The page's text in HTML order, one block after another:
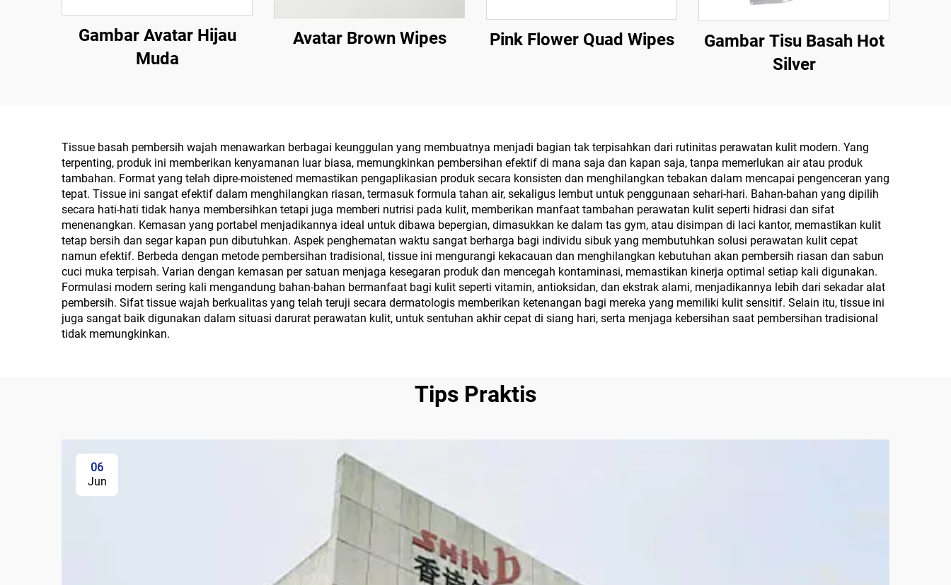
Gambar Avatar Hijau
Muda
Avatar Brown Wipes Pink Flower Quad Wipes
Gambar Tisu Basah Hot
Silver
Tissue basah pembersih wajah menawarkan berbagai keunggulan yang membuatnya menjadi bagian tak terpisahkan dari rutinitas perawatan kulit modern. Yang
terpenting, produk ini memberikan kenyamanan luar biasa, memungkinkan pembersihan efektif di mana saja dan kapan saja, tanpa memerlukan air atau produk
tambahan. Format yang telah dipre-moistened memastikan pengaplikasian produk secara konsisten dan menghilangkan tebakan dalam mencapai pengenceran yang
tepat. Tissue ini sangat efektif dalam menghilangkan riasan, termasuk formula tahan air, sekaligus lembut untuk penggunaan sehari-hari. Bahan-bahan yang dipilih
secara hati-hati tidak hanya membersihkan tetapi juga memberi nutrisi pada kulit, memberikan manfaat tambahan perawatan kulit seperti hidrasi dan sifat
menenangkan. Kemasan yang portabel menjadikannya ideal untuk dibawa bepergian, dimasukkan ke dalam tas gym, atau disimpan di laci kantor, memastikan kulit
tetap bersih dan segar kapan pun dibutuhkan. Aspek penghematan waktu sangat berharga bagi individu sibuk yang membutuhkan solusi perawatan kulit cepat
namun efektif. Berbeda dengan metode pembersihan tradisional, tissue ini mengurangi kekacauan dan menghilangkan kebutuhan akan pembersih riasan dan sabun
cuci muka terpisah. Varian dengan kemasan per satuan menjaga kesegaran produk dan mencegah kontaminasi, memastikan kinerja optimal setiap kali digunakan.
Formulasi modern sering kali mengandung bahan-bahan bermanfaat bagi kulit seperti vitamin, antioksidan, dan ekstrak alami, menjadikannya lebih dari sekadar alat
pembersih. Sifat tissue wajah berkualitas yang telah teruji secara dermatologis memberikan ketenangan bagi mereka yang memiliki kulit sensitif. Selain itu, tissue ini
juga sangat baik digunakan dalam situasi darurat perawatan kulit, untuk sentuhan akhir cepat di siang hari, serta menjaga kebersihan saat pembersihan tradisional
tidak memungkinkan.
Tips Praktis
06
Jun